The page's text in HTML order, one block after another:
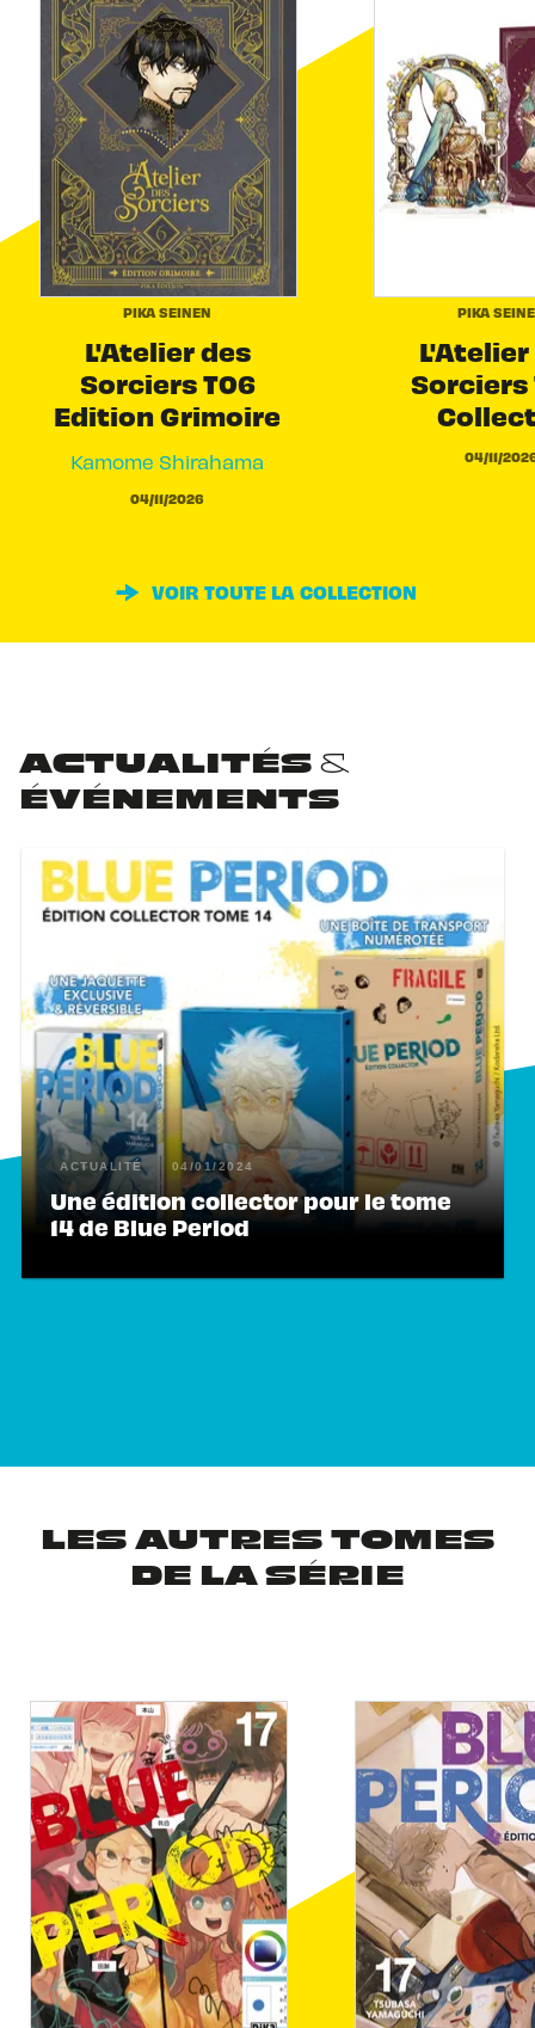
PIKA SEINEN
L'Atelier des
Sorciers T06
Edition Grimoire
Kamome Shirahama
04/11/2026
PIKA
L'Atelier
Sorciers
04/11/
VOIR TOUTE LA COLLECTION
ACTUALITÉS &
ÉVÉNEMENTS
ACTUALITÉ 04/01/2024
Une édition collector pour le tome
14 de Blue Period
LES AUTRES TOMES
DE LA SÉRIE